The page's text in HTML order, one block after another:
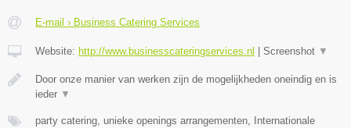
E-mail › Business Catering Services
Website: http://www.businesscateringservices.nl Screenshot ▼
Door onze manier van werken zijn de mogelijkheden oneindig en is
ieder ▼
party catering, unieke openings arrangementen, Internationale